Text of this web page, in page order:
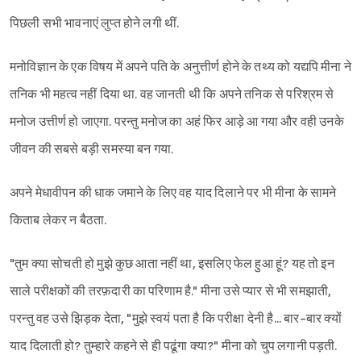
पिछली सभी भावनाएं लुप्त होने लगी थीं.
मनोविज्ञान के एक विषय में अपने पति के अनुत्तीर्ण होने के तथ्य को यद्यपि मीना ने
तनिक भी महत्व नहीं दिया था. वह जानती थी कि अपने तनिक से परिश्रम से
मनोज उत्तीर्ण हो जाएगा. परन्तु मनोज का अहं फिर आड़े आ गया और वही उनके
जीवन की सबसे बड़ी समस्या बन गया.
अपने मेधावीपन की धाक जमाने के लिए वह याद दिलाने पर भी मीना के सामने
किताब लेकर न बैठता.
"तुम क्या सोचती हो मुझे कुछ आता नहीं था, इसलिए फेल हुआ हूं? यह तो इन
साले परीक्षकों की तरफ़दारी का परिणाम है." मीना उसे प्यार से भी समझाती,
परन्तु वह उसे झिड़क देता, "मुझे स्वयं पता है कि परीक्षा देनी है... बार-बार क्यों
याद दिलाती हो? तुम्हारे कहने से ही पढूंगा क्या?" मीना को चुप लगानी पड़ती.